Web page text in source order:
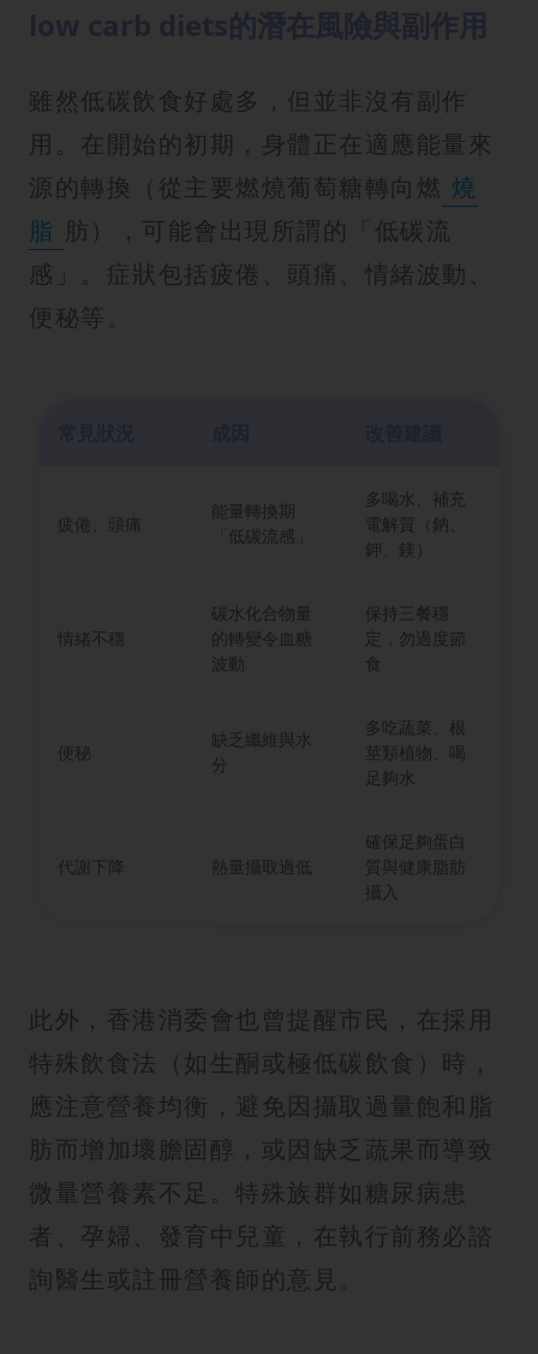
雖然低碳飲食好處多，但並非沒有副作
用。在開始的初期，身體正在適應能量來
源的轉換（從主要燃燒葡萄糖轉向燃 燒
脂 肪），可能會出現所謂的「低碳流
感」。症狀包括疲倦、頭痛、情緒波動、
便秘等。
疲倦、頭痛
能量轉換期
「低碳流感」
多喝水、補充
電解質（鈉、
鉀、鎂）
情緒不穩
碳水化合物量
的轉變令血糖
波動
保持三餐穩
定，勿過度節
食
便秘
缺乏纖維與水
分
多吃蔬菜、根
莖類植物、喝
足夠水
代謝下降 熱量攝取過低
確保足夠蛋白
質與健康脂肪
攝入
此外，香港消委會也曾提醒市民，在採用
特殊飲食法（如生酮或極低碳飲食）時，
應注意營養均衡，避免因攝取過量飽和脂
肪而增加壞膽固醇，或因缺乏蔬果而導致
微量營養素不足。特殊族群如糖尿病患
者、孕婦、發育中兒童，在執行前務必諮
詢醫生或註冊營養師的意見。